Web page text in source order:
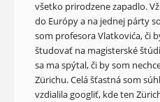
všetko prirodzene zapadlo.
do Európy a na jednej párty
som profesora Vlatkovića, či
študovať na magisterské
sa ma spýtal, či by som
Zürichu. Celá šťastná som
vzdialila googliť, kde ten